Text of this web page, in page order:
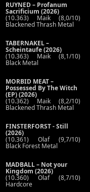
RUYNED – Profanum
Sacrificium (2026)
(10.363) Maik (8,0/10)
Blackened Thrash Metal
TABERNAKEL –
Scheintaufe (2026)
(10.363) Maik (8,1/10)
Black Metal
MORBID MEAT –
Possessed By The Witch
(EP) (2026)
(10.362) Maik (8,2/10)
Blackened Thrash Metal
FINSTERFORST - Still
(2026)
(10.361) Olaf (9,7/10)
Black Forest Metal
MADBALL – Not your
Kingdom (2026)
(10.360) Olaf (8,7/10)
Hardcore